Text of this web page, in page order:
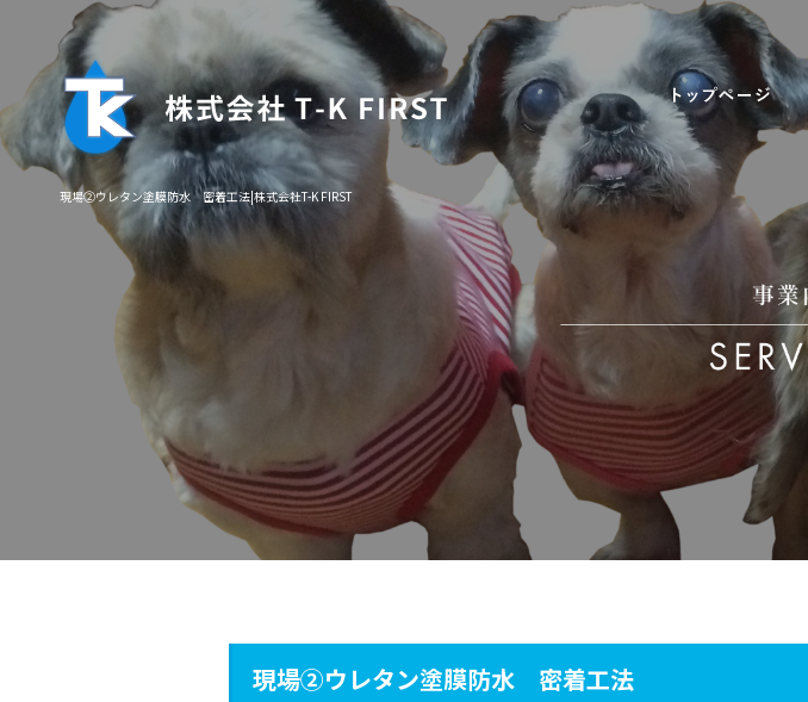
現場②ウレタン塗膜防水 密着工法|株式会社T-K FIRST
現場②ウレタン塗膜防水 密着工法